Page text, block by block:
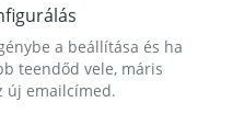
a beállítása és ha
teendőd vele, máris
új emailcímed.